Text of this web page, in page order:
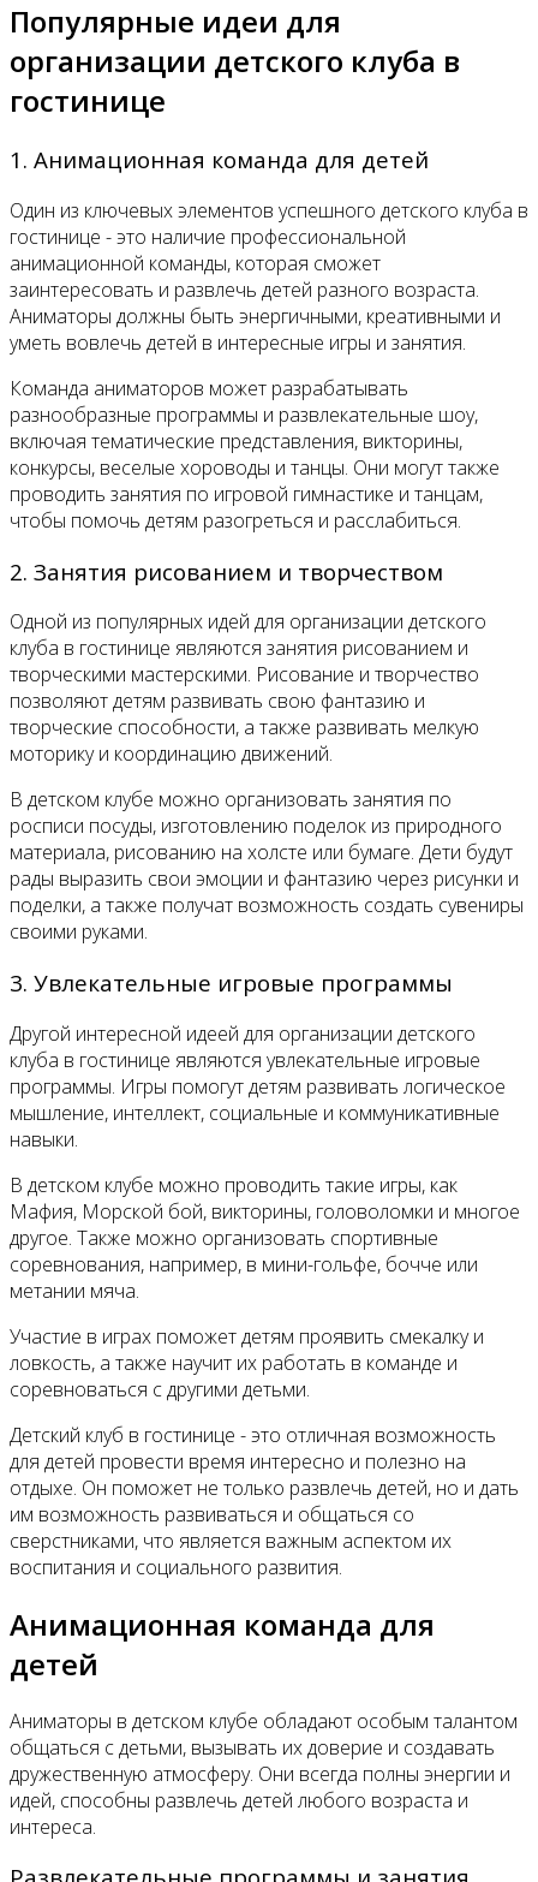
Популярные идеи для
организации детского клуба в
гостинице
1. Анимационная команда для детей
Один из ключевых элементов успешного детского клуба в
гостинице - это наличие профессиональной
анимационной команды, которая сможет
заинтересовать и развлечь детей разного возраста.
Аниматоры должны быть энергичными, креативными и
уметь вовлечь детей в интересные игры и занятия.
Команда аниматоров может разрабатывать
разнообразные программы и развлекательные шоу,
включая тематические представления, викторины,
конкурсы, веселые хороводы и танцы. Они могут также
проводить занятия по игровой гимнастике и танцам,
чтобы помочь детям разогреться и расслабиться.
2. Занятия рисованием и творчеством
Одной из популярных идей для организации детского
клуба в гостинице являются занятия рисованием и
творческими мастерскими. Рисование и творчество
позволяют детям развивать свою фантазию и
творческие способности, а также развивать мелкую
моторику и координацию движений.
В детском клубе можно организовать занятия по
росписи посуды, изготовлению поделок из природного
материала, рисованию на холсте или бумаге. Дети будут
рады выразить свои эмоции и фантазию через рисунки и
поделки, а также получат возможность создать сувениры
своими руками.
3. Увлекательные игровые программы
Другой интересной идеей для организации детского
клуба в гостинице являются увлекательные игровые
программы. Игры помогут детям развивать логическое
мышление, интеллект, социальные и коммуникативные
навыки.
В детском клубе можно проводить такие игры, как
Мафия, Морской бой, викторины, головоломки и многое
другое. Также можно организовать спортивные
соревнования, например, в мини-гольфе, бочче или
метании мяча.
Участие в играх поможет детям проявить смекалку и
ловкость, а также научит их работать в команде и
соревноваться с другими детьми.
Детский клуб в гостинице - это отличная возможность
для детей провести время интересно и полезно на
отдыхе. Он поможет не только развлечь детей, но и дать
им возможность развиваться и общаться со
сверстниками, что является важным аспектом их
воспитания и социального развития.
Анимационная команда для
детей
Аниматоры в детском клубе обладают особым талантом
общаться с детьми, вызывать их доверие и создавать
дружественную атмосферу. Они всегда полны энергии и
идей, способны развлечь детей любого возраста и
интереса.